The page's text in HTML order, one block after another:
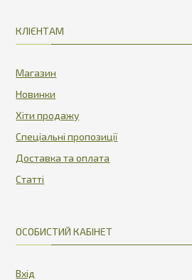
КЛІЄНТАМ
Магазин
Новинки
Хіти продажу
Спеціальні пропозиції
Доставка та оплата
Статті
ОСОБИСТИЙ КАБІНЕТ
Вхід